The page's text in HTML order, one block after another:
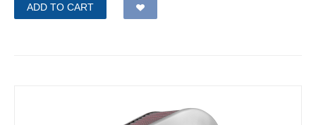
ADD TO CART